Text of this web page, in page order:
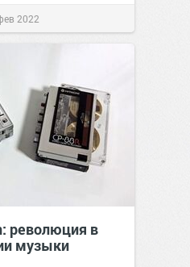
2022
революция в
музыки